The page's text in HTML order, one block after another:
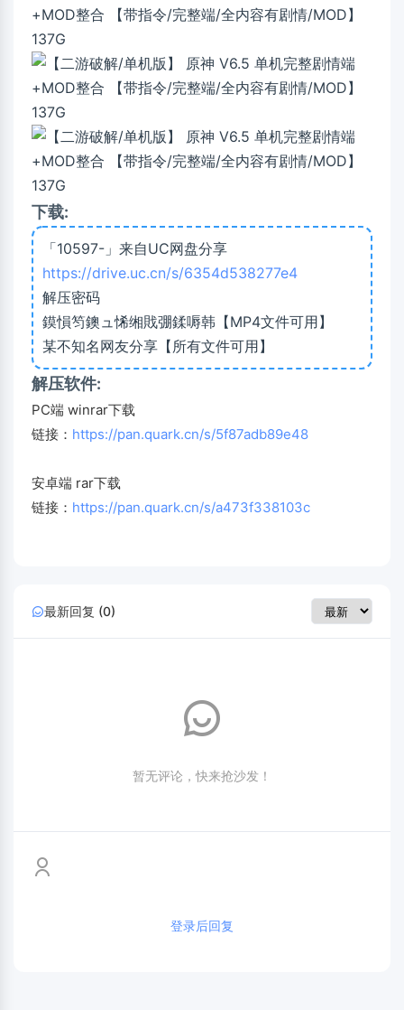
下载:
「10597-」来自UC网盘分享
https://drive.uc.cn/s/6354d538277e4
解压密码
鏌愪笉鐭ュ悕缃戝弸鍒嗕韩【MP4文件可用】
某不知名网友分享【所有文件可用】
解压软件:
PC端 winrar下载
链接： https://pan.quark.cn/s/5f87adb89e48
安卓端 rar下载
链接： https://pan.quark.cn/s/a473f338103c
最新回复 (0)
暂无评论，快来抢沙发！
登录后回复